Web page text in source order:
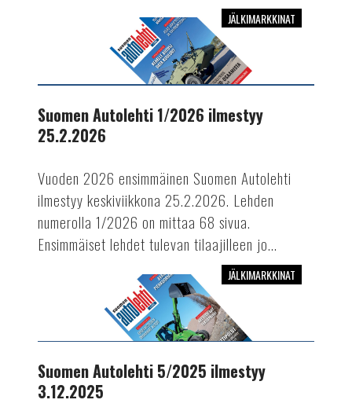
ilmestyy
JÄLKIMARKKINAT
Suomen Autolehti 1/2026 ilmestyy
25.2.2026
Vuoden 2026 ensimmäinen Suomen Autolehti
ilmestyy keskiviikkona 25.2.2026. Lehden
numerolla 1/2026 on mittaa 68 sivua.
Ensimmäiset lehdet tulevan tilaajilleen jo...
ilmestyy
JÄLKIMARKKINAT
Suomen Autolehti 5/2025 ilmestyy
3.12.2025